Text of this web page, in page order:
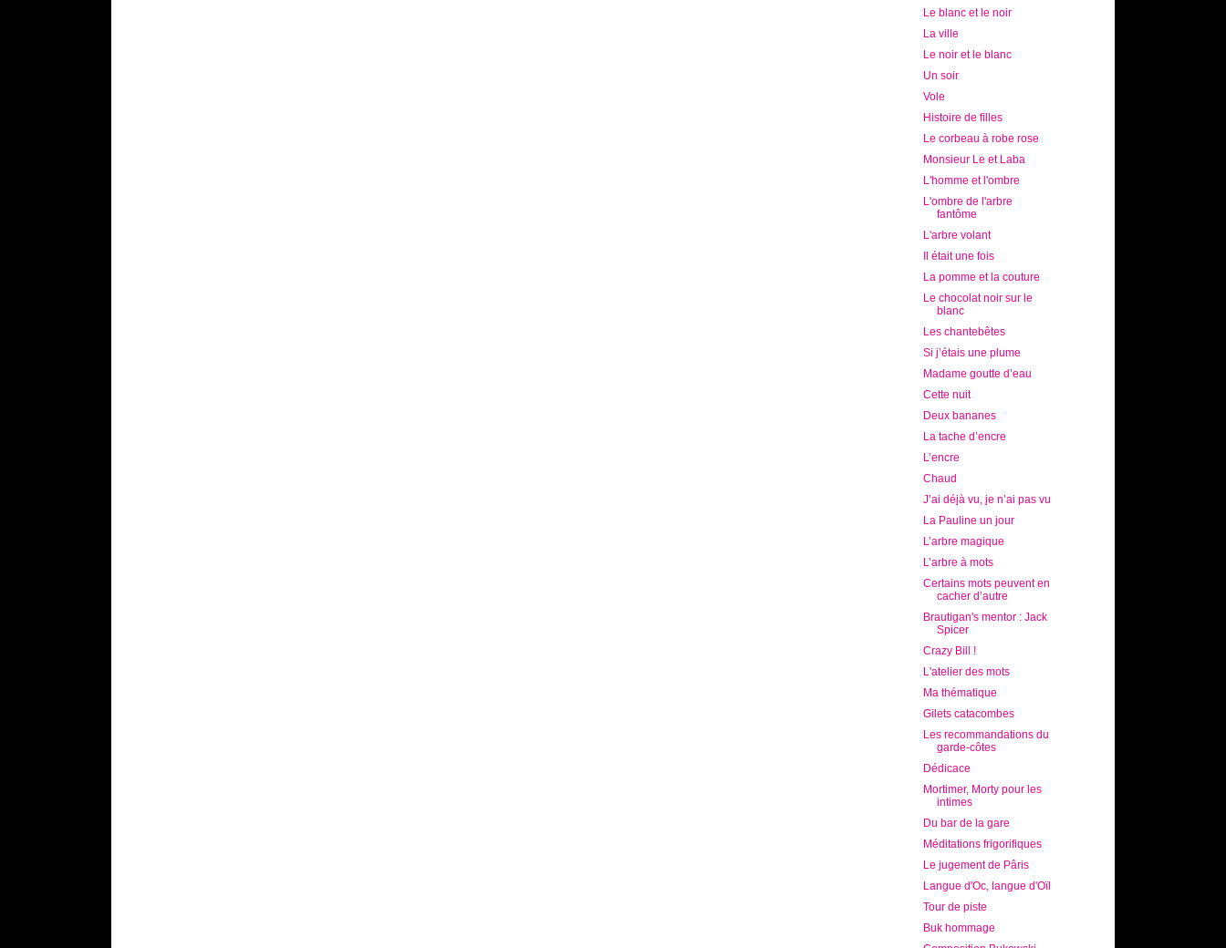
Le blanc et le noir
La ville
Le noir et le blanc
Un soir
Vole
Histoire de filles
Le corbeau à robe rose
Monsieur Le et Laba
L'homme et l'ombre
L'ombre de l'arbre
fantôme
L'arbre volant
Il était une fois
La pomme et la couture
Le chocolat noir sur le
blanc
Les chantebêtes
Si j’étais une plume
Madame goutte d’eau
Cette nuit
Deux bananes
La tache d’encre
L’encre
Chaud
J’ai déjà vu, je n’ai pas vu
La Pauline un jour
L’arbre magique
L’arbre à mots
Certains mots peuvent en
cacher d’autre
Brautigan's mentor : Jack
Spicer
Crazy Bill !
L'atelier des mots
Ma thématique
Gilets catacombes
Les recommandations du
garde-côtes
Dédicace
Mortimer, Morty pour les
intimes
Du bar de la gare
Méditations frigorifiques
Le jugement de Pâris
Langue d'Oc, langue d'Oïl
Tour de piste
Buk hommage